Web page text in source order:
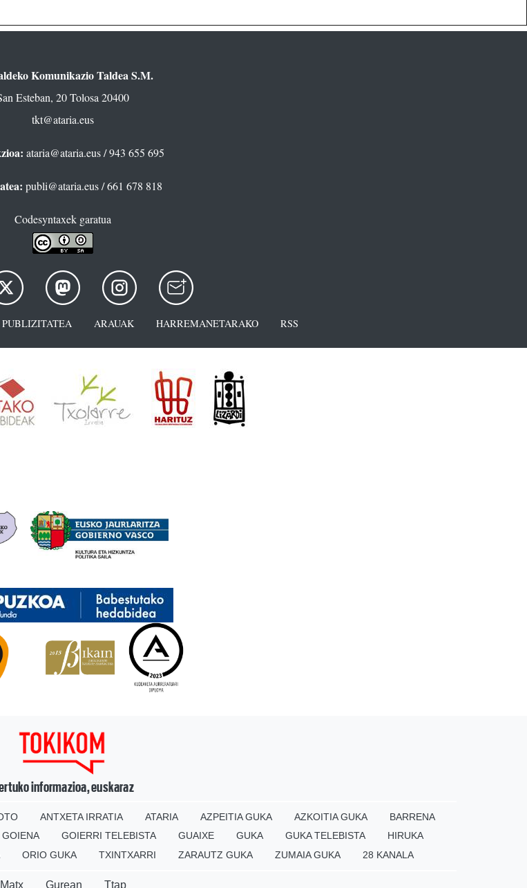
Komunikazio Taldea S.M.
Esteban, 20 Tolosa 20400
tkt@ataria.eus
ataria@ataria.eus/ 943 655 695
publi@ataria.eus/ 661 678 818
Codesyntaxek garatua
PUBLIZITATEA ARAUAK HARREMANETARAKO RSS
informazioa, euskaraz
ANTXETA IRRATIA ATARIA AZPEITIA GUKA AZKOITIA GUKA
BARRENA
GOIENA GOIERRI TELEBISTA GUAIXE GUKA GUKA TELEBISTA
HIRUKA
ORIO GUKA TXINTXARRI ZARAUTZ GUKA ZUMAIA GUKA 28 KANALA
Matx Gurean Ttap